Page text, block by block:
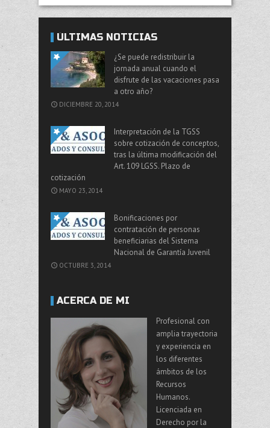
ÚLTIMAS NOTICIAS
¿Se puede redistribuir la
jornada anual cuando el
disfrute de las vacaciones pasa
a otro año?
DICIEMBRE 20, 2014
Interpretación de la TGSS
sobre cotización de conceptos,
tras la última modificación del
Art. 109 LGSS. Plazo de
cotización
MAYO 23, 2014
Bonificaciones por
contratación de personas
beneficiarias del Sistema
Nacional de Garantía Juvenil
OCTUBRE 3, 2014
ACERCA DE MI
Profesional con
amplia trayectoria
y experiencia en
los diferentes
ámbitos de los
Recursos
Humanos.
Licenciada en
Derecho por la